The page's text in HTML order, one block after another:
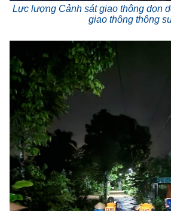
Lực lượng Cảnh sát giao thông dọn
giao thông thông